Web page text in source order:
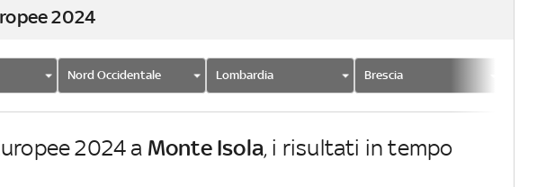
2024
Nord Occidentale Lombardia Brescia
2024 a Monte Isola, i risultati in tempo